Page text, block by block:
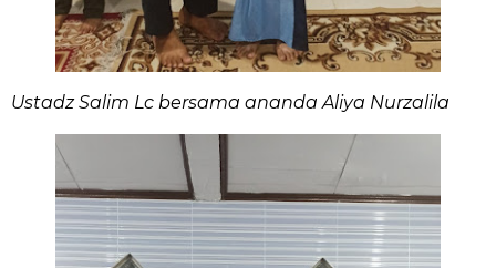
Ustadz Salim Lc bersama ananda Aliya Nurzalila